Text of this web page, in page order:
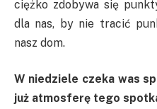
ciężko zdobywa się
dla nas, by nie tracić
nasz dom.
W niedziele czeka was
już atmosferę tego